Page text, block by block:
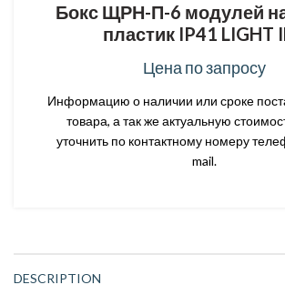
Бокс ЩРН-П-6 модулей
пластик IP41 LIGHT
Цена по запросу
Информацию о наличии или сроке
товара, а так же актуальную
уточнить по контактному номеру
mail.
DESCRIPTION